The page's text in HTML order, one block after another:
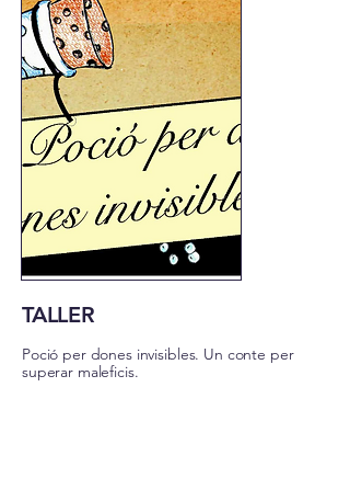
TALLER
Poció per dones invisibles. Un conte per
superar maleficis.